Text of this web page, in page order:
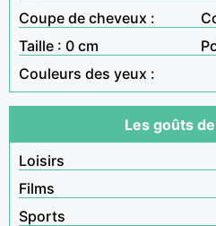
Coupe de cheveux :
Taille : 0 cm
Couleurs des yeux :
Les goûts
Loisirs
Films
Sports